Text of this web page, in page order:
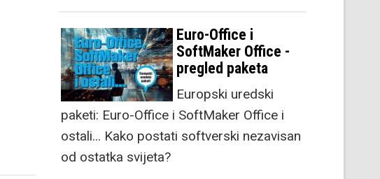
Euro-Office i
SoftMaker Office -
pregled paketa
Europski uredski
paketi: Euro-Office i SoftMaker Office i
ostali... Kako postati softverski nezavisan
od ostatka svijeta?